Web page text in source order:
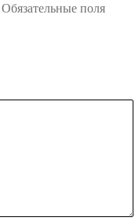
Обязательные поля